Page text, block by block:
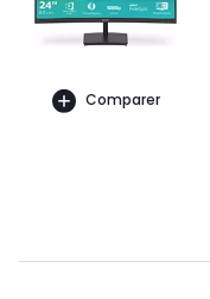
Comparer